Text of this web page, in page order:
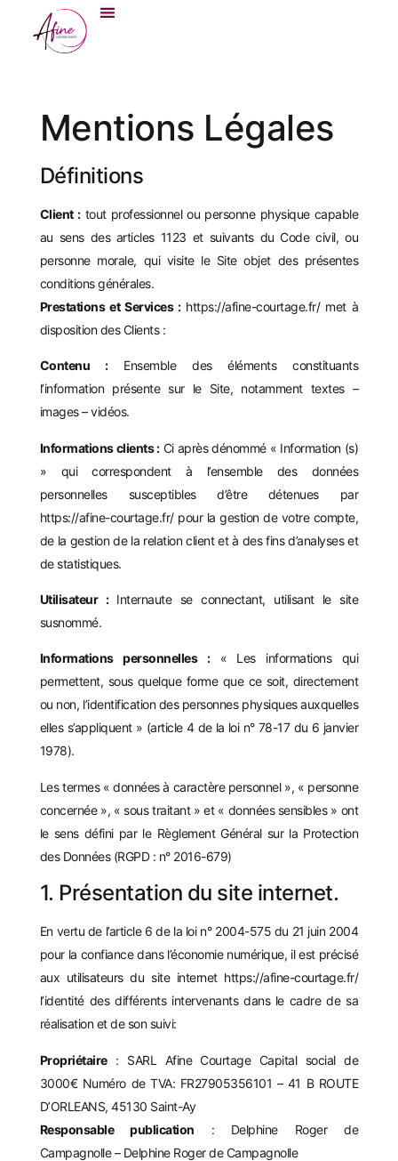
Mentions Légales
Définitions
Client :tout professionnel ou personne physique capable
au sens des articles 1123 et suivants du Code civil, ou
personne morale, qui visite le Site objet des présentes
conditions générales.
Prestations et Services : https://afine-courtage.fr/met à
disposition des Clients :
Contenu :Ensemble des éléments constituants
l’information présente sur le Site, notamment textes –
images – vidéos.
Informations clients :Ci après dénommé « Information (s)
» qui correspondent à l’ensemble des données
personnelles susceptibles d’être détenues par
https://afine-courtage.fr/pour la gestion de votre compte,
de la gestion de la relation client et à des fins d’analyses et
de statistiques.
Utilisateur :Internaute se connectant, utilisant le site
susnommé.
Informations personnelles :« Les informations qui
permettent, sous quelque forme que ce soit, directement
ou non, l’identification des personnes physiques auxquelles
elles s’appliquent » (article 4 de la loi n° 78-17 du 6 janvier
1978).
Les termes « données à caractère personnel », « personne
concernée », « sous traitant » et « données sensibles » ont
le sens défini par le Règlement Général sur la Protection
des Données (RGPD : n° 2016-679)
1. Présentation du site internet.
En vertu de l’article 6 de la loi n° 2004-575 du 21 juin 2004
pour la confiance dans l’économie numérique, il est précisé
aux utilisateurs du site internet https://afine-courtage.fr/
l’identité des différents intervenants dans le cadre de sa
réalisation et de son suivi:
Propriétaire: SARL Afine Courtage Capital social de
3000€ Numéro de TVA: FR27905356101 – 41 B ROUTE
D’ORLEANS, 45130 Saint-Ay
Responsable publication : Delphine Roger de
Campagnolle – Delphine Roger de Campagnolle